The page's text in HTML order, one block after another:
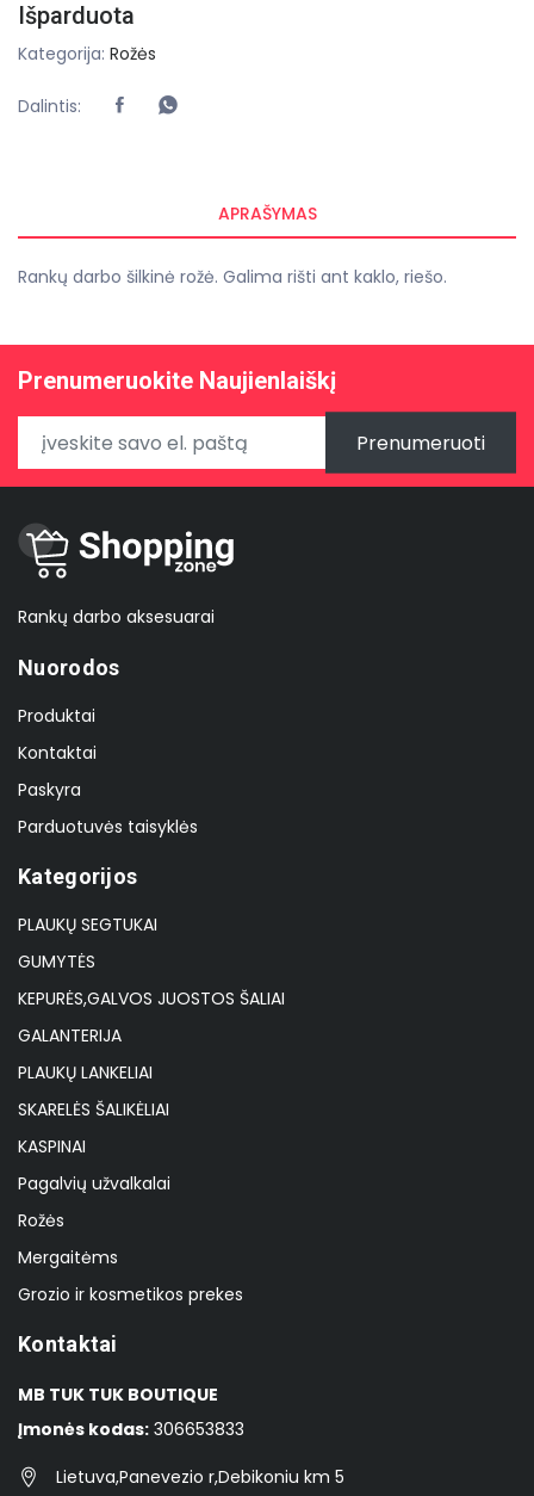
Išparduota
Kategorija: Rožės
Dalintis:
APRAŠYMAS
Rankų darbo šilkinė rožė. Galima rišti ant kaklo, riešo.
Prenumeruokite Naujienlaiškį
Prenumeruoti
Rankų darbo aksesuarai
Nuorodos
Produktai
Kontaktai
Paskyra
Parduotuvės taisyklės
Kategorijos
PLAUKŲ SEGTUKAI
GUMYTĖS
KEPURĖS,GALVOS JUOSTOS ŠALIAI
GALANTERIJA
PLAUKŲ LANKELIAI
SKARELĖS ŠALIKĖLIAI
KASPINAI
Pagalvių užvalkalai
Rožės
Mergaitėms
Grozio ir kosmetikos prekes
Kontaktai
MB TUK TUK BOUTIQUE
Įmonės kodas: 306653833
Lietuva,Panevezio r,Debikoniu km 5